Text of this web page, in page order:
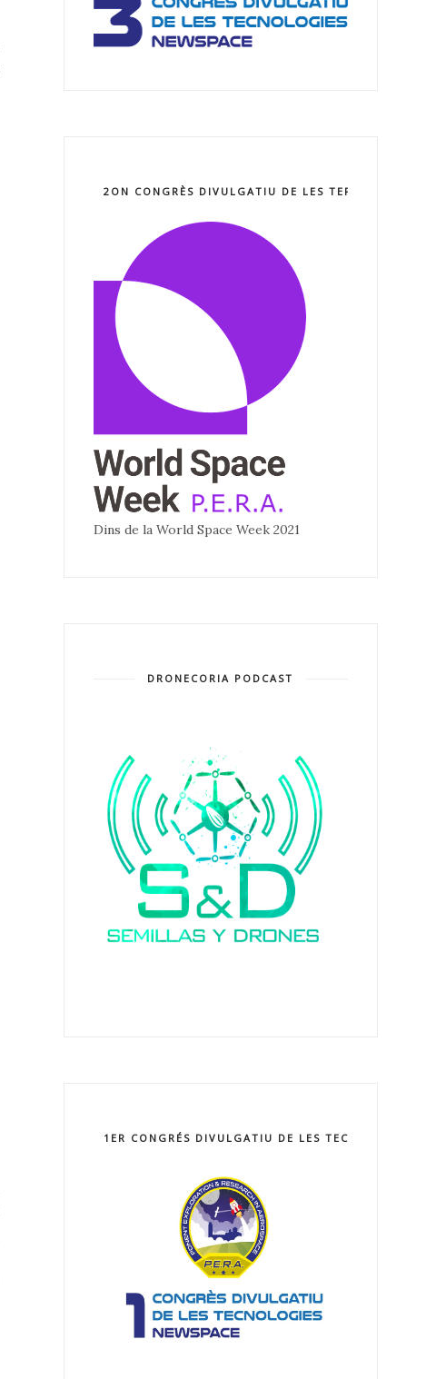
2ON CONGRÈS DIVULGATIU DE LES TERCNOLOGIES
Dins de la World Space Week 2021
DRONECORIA PODCAST
1ER CONGRÉS DIVULGATIU DE LES TECNOLOGIES